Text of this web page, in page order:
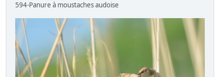
594-Panure à moustaches audoise